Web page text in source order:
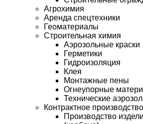
Агрохимия
Аренда спецтехники
Геоматериалы
Строительная химия
Аэрозольные краски
Герметики
Гидроизоляция
Клея
Монтажные пены
Огнеупорные
Технические
Контрактное производство
Производство